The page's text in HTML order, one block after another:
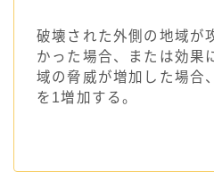
破壊された外側の地域が
かった場合、または効果
域の脅威が増加した場合
を1増加する。